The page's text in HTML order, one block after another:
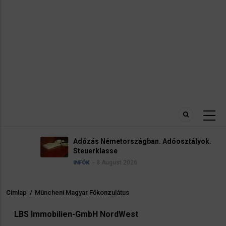
Adózás Németországban. Adóosztályok.
Steuerklasse
8 August 2026
Morzsa
Címlap / Müncheni Magyar Főkonzulátus
LBS Immobilien-GmbH NordWest